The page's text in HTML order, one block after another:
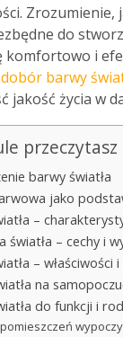
Zrozumienie,
do
komfortowo i
dobór barwy
jakość życia w
przeczytasz
barwy światła
jako
–
światła – cechy i
–
na
do funkcji i